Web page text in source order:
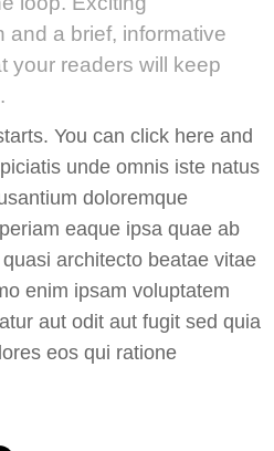
and a brief, informative
your readers will keep
You can click here and
unde omnis iste natus
doloremque
eaque ipsa quae ab
architecto beatae vitae
enim ipsam voluptatem
aut odit aut fugit sed quia
eos qui ratione